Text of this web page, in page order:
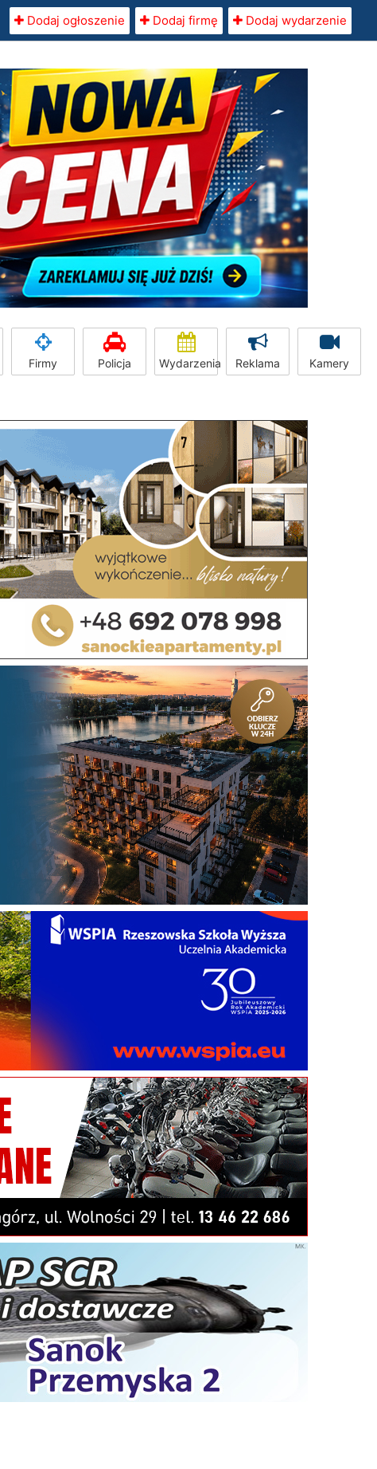
Dodaj ogłoszenie Dodaj firmę Dodaj wydarzenie
Firmy Policja Wydarzenia Reklama Kamery